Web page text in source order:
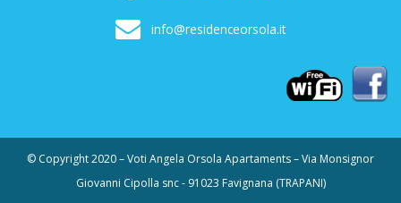
info@residenceorsola.it
© Copyright 2020 – Voti Angela Orsola Apartaments – Via Monsignor
Giovanni Cipolla snc - 91023 Favignana (TRAPANI)